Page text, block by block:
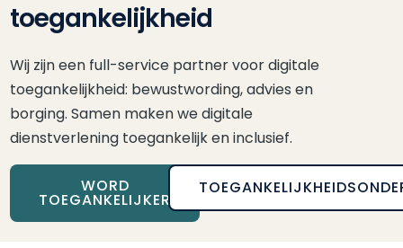
toegankelijkheid
Wij zijn een full-service partner voor digitale
toegankelijkheid: bewustwording, advies en
borging. Samen maken we digitale
dienstverlening toegankelijk en inclusief.
WORD
TOEGANKELIJKER